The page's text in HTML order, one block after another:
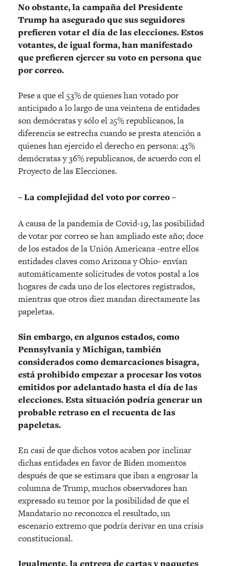
No obstante, la campaña del Presidente
Trump ha asegurado que sus seguidores
prefieren votar el día de las elecciones. Estos
votantes, de igual forma, han manifestado
que prefieren ejercer su voto en persona que
por correo.
Pese a que el 53% de quienes han votado por
anticipado a lo largo de una veintena de entidades
son demócratas y sólo el 25% republicanos, la
diferencia se estrecha cuando se presta atención a
quienes han ejercido el derecho en persona: 43%
demócratas y 36% republicanos, de acuerdo con el
Proyecto de las Elecciones.
– La complejidad del voto por correo –
A causa de la pandemia de Covid-19, las posibilidad
de votar por correo se han ampliado este año; doce
de los estados de la Unión Americana -entre ellos
entidades claves como Arizona y Ohio- envían
automáticamente solicitudes de votos postal a los
hogares de cada uno de los electores registrados,
mientras que otros diez mandan directamente las
papeletas.
Sin embargo, en algunos estados, como
Pennsylvania y Michigan, también
considerados como demarcaciones bisagra,
está prohibido empezar a procesar los votos
emitidos por adelantado hasta el día de las
elecciones. Esta situación podría generar un
probable retraso en el recuenta de las
papeletas.
En casi de que dichos votos acaben por inclinar
dichas entidades en favor de Biden momentos
después de que se estimara que iban a engrosar la
columna de Trump, muchos observadores han
expresado su temor por la posibilidad de que el
Mandatario no reconozca el resultado, un
escenario extremo que podría derivar en una crisis
constitucional.
Igualmente, la entrega de cartas y paquetes